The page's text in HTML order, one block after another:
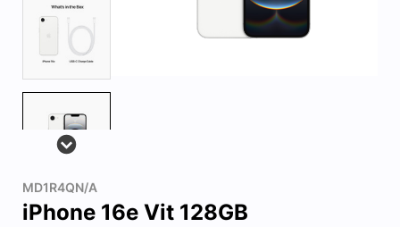
MD1R4QN/A
iPhone 16e Vit 128GB